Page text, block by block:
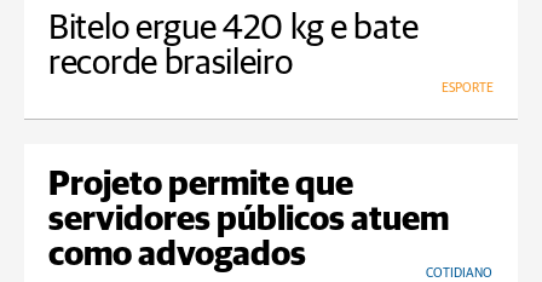
Bitelo ergue 420 kg e bate
recorde brasileiro
ESPORTE
Projeto permite que
servidores públicos atuem
como advogados
COTIDIANO